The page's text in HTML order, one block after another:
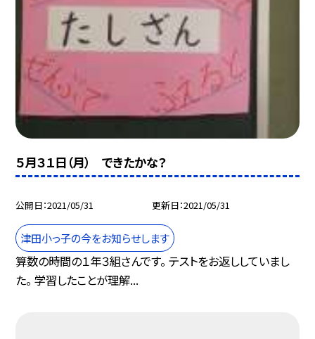
５月３１日（月） できたかな？
公開日 2021/05/31 更新日 2021/05/31
津田小っ子の今をお知らせします
算数の時間の１年３組さんです。 テストをお返ししていまし
た。 学習したことが理解...